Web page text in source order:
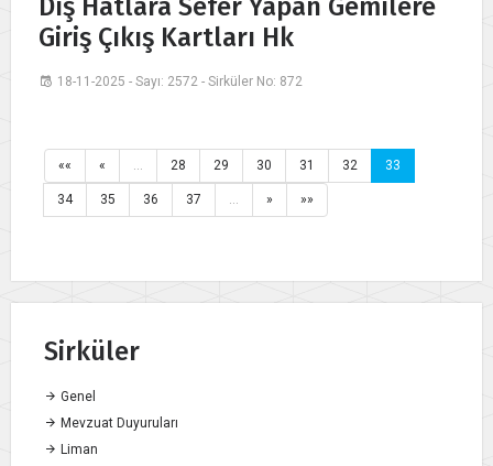
Dış Hatlara Sefer Yapan Gemilere
Giriş Çıkış Kartları Hk
18-11-2025 - Sayı: 2572 - Sirküler No: 872
«« « 28 29 30 31 32 33
34 35 36 37 » »»
Sirküler
Genel
Mevzuat Duyuruları
Liman